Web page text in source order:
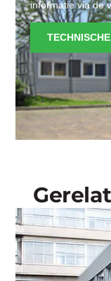
informatie via de